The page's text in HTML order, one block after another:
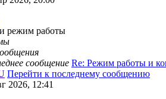
режим работы
сообщение Re: Режим работы и
Перейти к последнему сообщению
2026, 12:41